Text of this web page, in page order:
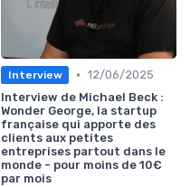
Interview • 12/06/2025
Interview de Michael Beck :
Wonder George, la startup
française qui apporte des
clients aux petites
entreprises partout dans le
monde - pour moins de 10€
par mois